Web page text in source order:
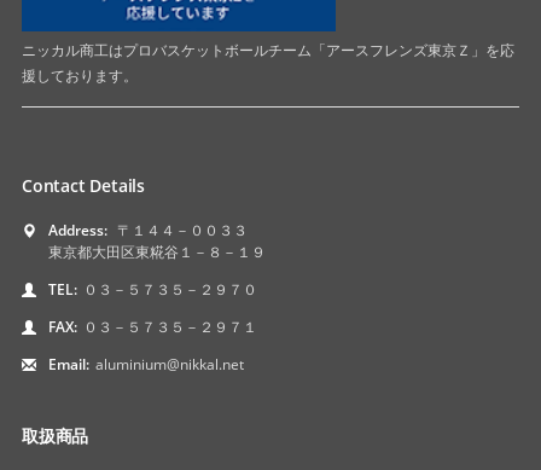
ニッカル商工はプロバスケットボールチーム「アースフレンズ東京Ｚ」を応
援しております。
Contact Details
Address: 〒１４４－００３３
東京都大田区東糀谷１－８－１９
TEL: ０３－５７３５－２９７０
FAX: ０３－５７３５－２９７１
Email: aluminium@nikkal.net
取扱商品